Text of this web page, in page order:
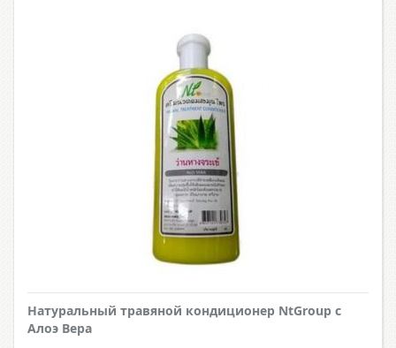
Натуральный травяной кондиционер NtGroup с
Алоэ Вера